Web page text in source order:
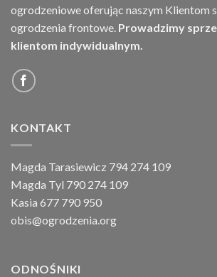
ogrodzeniowe oferując naszym Klientom
ogrodzenia frontowe. Prowadzimy
klientom indywidualnym.
KONTAKT
Magda Tarasiewicz 794 274 109
Magda Tyl 790 274 109
Kasia 677 790 950
obis@ogrodzenia.org
ODNOŚNIKI